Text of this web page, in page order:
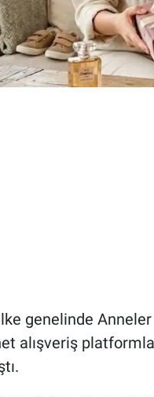
genelinde Anneler
alışveriş